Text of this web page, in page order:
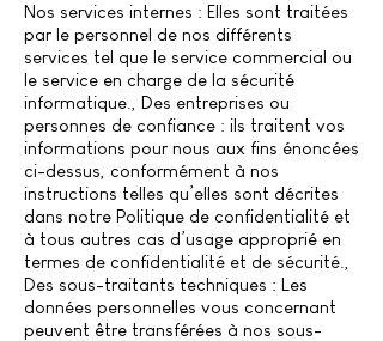
Nos services internes : Elles sont traitées
par le personnel de nos différents
services tel que le service commercial ou
le service en charge de la sécurité
informatique., Des entreprises ou
personnes de confiance : ils traitent vos
informations pour nous aux fins énoncées
ci-dessus, conformément à nos
instructions telles qu’elles sont décrites
dans notre Politique de confidentialité et
à tous autres cas d’usage approprié en
termes de confidentialité et de sécurité.,
Des sous-traitants techniques : Les
données personnelles vous concernant
peuvent être transférées à nos sous-